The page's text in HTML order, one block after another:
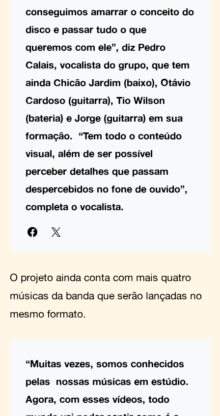
conseguimos amarrar o conceito do
disco e passar tudo o que
queremos com ele”, diz Pedro
Calais, vocalista do grupo, que tem
ainda Chicão Jardim (baixo), Otávio
Cardoso (guitarra), Tio Wilson
(bateria) e Jorge (guitarra) em sua
formação. “Tem todo o conteúdo
visual, além de ser possível
perceber detalhes que passam
despercebidos no fone de ouvido”,
completa o vocalista.
O projeto ainda conta com mais quatro
músicas da banda que serão lançadas no
mesmo formato.
“Muitas vezes, somos conhecidos
pelas nossas músicas em estúdio.
Agora, com esses vídeos, todo